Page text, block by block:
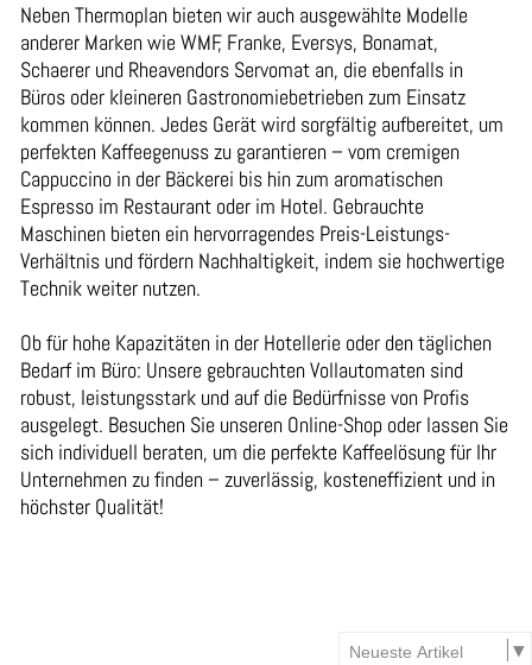
Neben Thermoplan bieten wir auch ausgewählte Modelle
anderer Marken wie WMF, Franke, Eversys, Bonamat,
Schaerer und Rheavendors Servomat an, die ebenfalls in
Büros oder kleineren Gastronomiebetrieben zum Einsatz
kommen können. Jedes Gerät wird sorgfältig aufbereitet, um
perfekten Kaffeegenuss zu garantieren – vom cremigen
Cappuccino in der Bäckerei bis hin zum aromatischen
Espresso im Restaurant oder im Hotel. Gebrauchte
Maschinen bieten ein hervorragendes Preis-Leistungs-
Verhältnis und fördern Nachhaltigkeit, indem sie hochwertige
Technik weiter nutzen.
Ob für hohe Kapazitäten in der Hotellerie oder den täglichen
Bedarf im Büro: Unsere gebrauchten Vollautomaten sind
robust, leistungsstark und auf die Bedürfnisse von Profis
ausgelegt. Besuchen Sie unseren Online-Shop oder lassen Sie
sich individuell beraten, um die perfekte Kaffeelösung für Ihr
Unternehmen zu finden – zuverlässig, kosteneffizient und in
höchster Qualität!